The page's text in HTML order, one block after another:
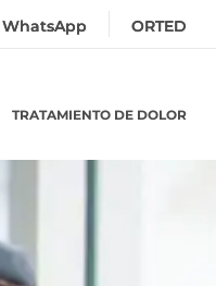
WhatsApp ORTED
TRATAMIENTO DE DOLOR